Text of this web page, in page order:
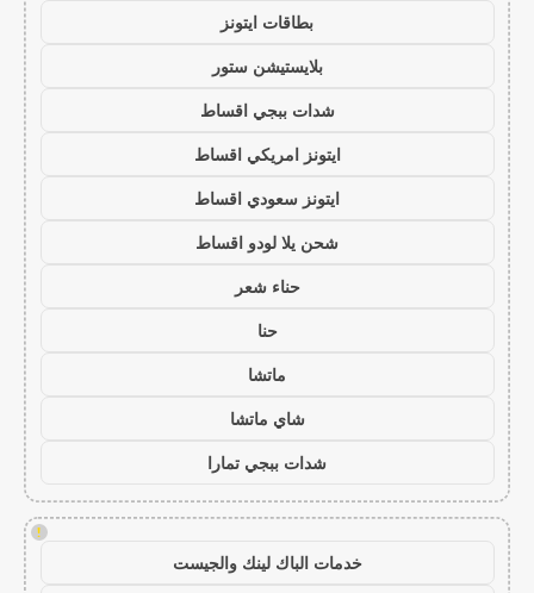
بطاقات ايتونز
بلايستيشن ستور
شدات ببجي اقساط
ايتونز امريكي اقساط
ايتونز سعودي اقساط
شحن يلا لودو اقساط
حناء شعر
حنا
ماتشا
شاي ماتشا
شدات ببجي تمارا
!
خدمات الباك لينك والجيست